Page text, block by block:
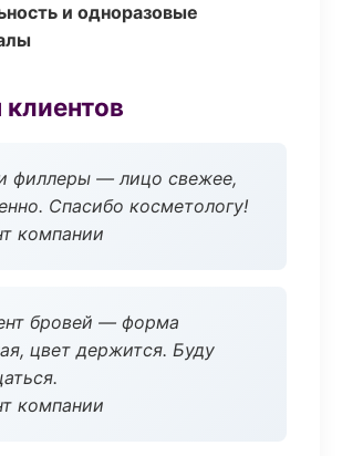
и одноразовые
филлеры — лицо свежее,
Спасибо косметологу!
компании
бровей — форма
цвет держится. Буду
компании